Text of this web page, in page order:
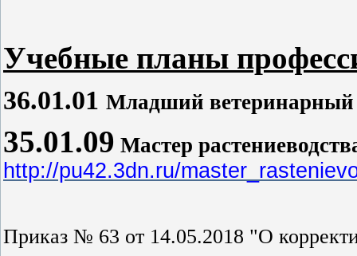
Учебные планы
36.01.01 Младший
35.01.09 Мастер
http://pu42.3dn.ru/
Приказ № 63 от 14.05.2018 "О